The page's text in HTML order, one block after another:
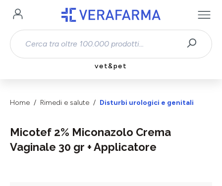
Passa al contenuto principale
vet&pet
Home Rimedi e salute Disturbi urologici e genitali
Micotef 2% Miconazolo Crema
Vaginale 30 gr + Applicatore